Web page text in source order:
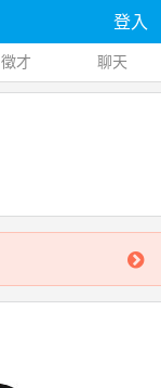
登入
徵才 聊天